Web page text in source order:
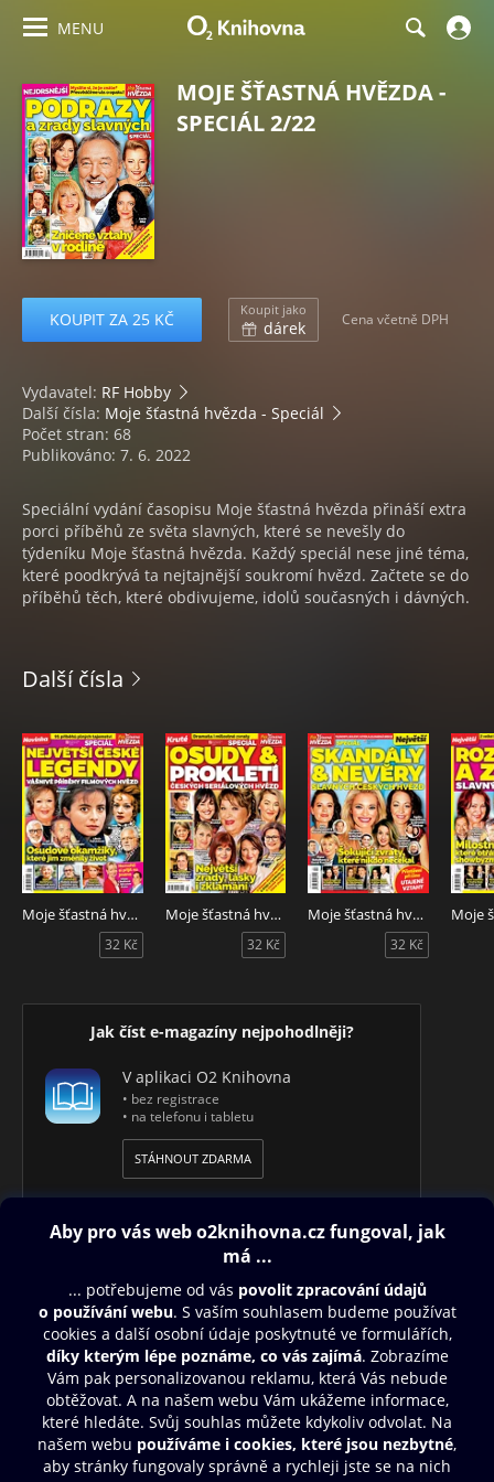
MENU
MOJE ŠŤASTNÁ HVĚZDA -
SPECIÁL 2/22
KOUPIT ZA 25 KČ Koupit jako
dárek Cena včetně DPH
Vydavatel: RF Hobby
Další čísla: Moje šťastná hvězda - Speciál
Počet stran: 68
Publikováno: 7. 6. 2022
Speciální vydání časopisu Moje šťastná hvězda přináší extra
porci příběhů ze světa slavných, které se nevešly do
týdeníku Moje šťastná hvězda. Každý speciál nese jiné téma,
které poodkrývá ta nejtajnější soukromí hvězd. Začtete se do
příběhů těch, které obdivujeme, idolů současných i dávných.
Další čísla
Moje šťastná hvězda - Speciál 1/2026
32 Kč
Moje šťastná hvězda - Speciál 3/2025
32 Kč
Moje šťastná hvězda - Speciál 2/2025
32 Kč
Jak číst e-magazíny nejpohodlněji?
V aplikaci O2 Knihovna
• bez registrace
• na telefonu i tabletu
STÁHNOUT ZDARMA
Obsah ke stažení
Moje O2 Knihovna
Další zábava
© O2 Czech Republic a.s.